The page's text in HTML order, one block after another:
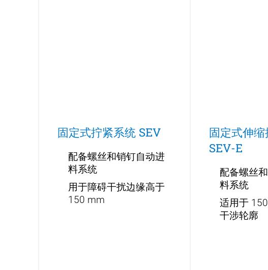
固定式拧紧系统 SEV
配备螺丝和销钉自动进
料系统
用于障碍干扰边缘高于
150 mm
固定式伸
SEV-E
配备螺丝
料系统
适用于
干涉轮廓